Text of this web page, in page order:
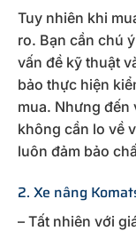
Tuy nhiên khi
ro. Bạn cần chú
vấn đề kỹ thuật
bảo thực hiện
mua. Nhưng đến
không cần lo về
luôn đảm bảo
2. Xe nâng
– Tất nhiên với